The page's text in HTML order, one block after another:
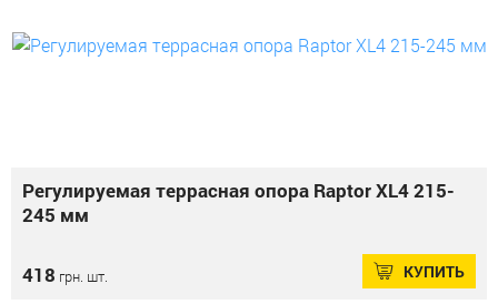
Регулируемая террасная опора Raptor XL4 215-
245 мм
418 грн. шт. КУПИТЬ